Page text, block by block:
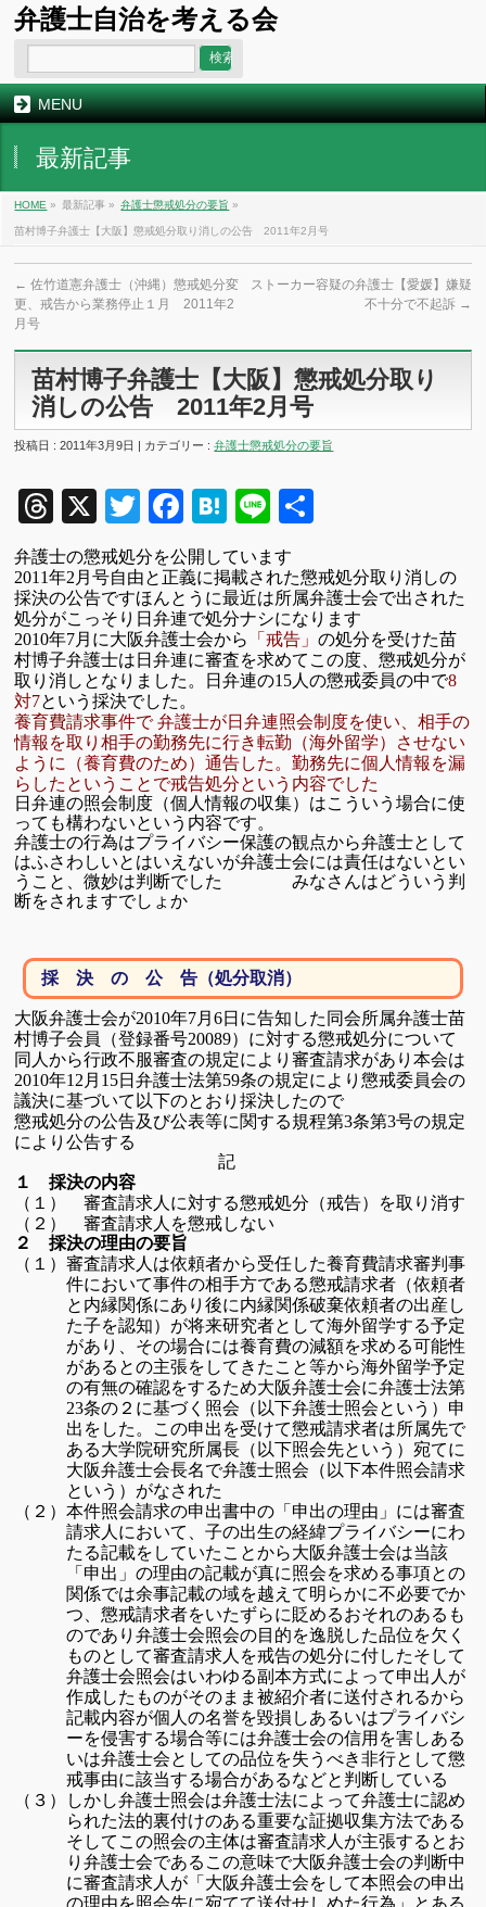
弁護士自治を考える会
MENU
最新記事
HOME » 最新記事 » 弁護士懲戒処分の要旨 »
苗村博子弁護士【大阪】懲戒処分取り消しの公告 2011年2月号
← 佐竹道憲弁護士（沖縄）懲戒処分変
更、戒告から業務停止１月 2011年2
月号
ストーカー容疑の弁護士【愛媛】嫌疑
不十分で不起訴 →
苗村博子弁護士【大阪】懲戒処分取り
消しの公告 2011年2月号
投稿日 : 2011年3月9日 | カテゴリー :弁護士懲戒処分の要旨
Threads
X TwitterFacebook
Hatena
Line
弁護士の懲戒処分を公開しています
2011年2月号自由と正義に掲載された懲戒処分取り消しの
採決の公告ですほんとうに最近は所属弁護士会で出された
処分がこっそり日弁連で処分ナシになります
2010年7月に大阪弁護士会から 「戒告」の処分を受けた苗
村博子弁護士は日弁連に審査を求めてこの度、懲戒処分が
取り消しとなりました。 日弁連の15人の懲戒委員の中で8
対7という採決でした。
養育費請求事件で弁護士が日弁連照会制度を使い、相手の
情報を取り相手の勤務先に行き転勤（海外留学）させない
ように （養育費のため）通告した。勤務先に個人情報を漏
らしたということで戒告処分という内容でした
日弁連の照会制度（個人情報の収集）はこういう場合に使
っても構わないという内容です。
弁護士の行為はプライバシー保護の観点から弁護士として
はふさわしいとはいえないが弁護士会には責任はないとい
うこと、微妙は判断でした
みなさんはどういう判
断をされますでしょか
採 決 の 公 告（処分取消）
大阪弁護士会が2010年7月6日に告知した同会所属弁護士苗
村博子会員 （登録番号20089）に対する懲戒処分について
同人から行政不服審査の規定により審査請求があり本会は
2010年12月 15日弁護士法第59条の規定により懲戒委員会の
議決に基づいて以下のとおり採決したので
懲戒処分の公告及び公表等に関する規程第3条第3号の規定
により公告する
記
１ 採決の内容
（１）
審査請求人に対する懲戒処分（戒告）を取り消す
（２） 審査請求人を懲戒しない
２ 採決の理由の要旨
（１）審査請求人は依頼者から受任した養育費請求審判事
件において事件の相手方である懲戒請求者（依頼者
と内縁関係にあり後に内縁関係破棄依頼者の出産し
た子を認知）が将来研究者として海外留学する予定
があり、その場合には養育費の減額を求める可能性
があるとの主張をしてきたこと等から海外留学予定
の有無の確認をするため大阪弁護士会に弁護士法第
23条の２に基づく照会（以下弁護士照会という） 申
出をした。この申出を受けて懲戒請求者は所属先で
ある大学院研究所属長（以下照会先という）宛てに
大阪弁護士会長名で弁護士照会（以下本件照会請求
という）がなされた
（２）本件照会請求の申出書中の「申出の理由」には審査
請求人において、子の出生の経緯プライバシーにわ
たる記載をしていたことから大阪弁護士会は当該
「申出」の理由の記載が真に照会を求める事項との
関係では余事記載の域を越えて明らかに不必要でか
つ、懲戒請求者をいたずらに貶めるおそれのあるも
のであり弁護士会照会の目的を逸脱した品位を欠く
ものとして審査請求人を戒告の処分に付したそして
弁護士会照会はいわゆる副本方式によって申出人が
作成したものがそのまま被紹介者に送付されるから
記載内容が個人の名誉を毀損しあるいはプライバシ
ーを侵害する場合等には弁護士会の信用を害しある
いは弁護士会としての品位を失うべき非行として懲
戒事由に該当する場合があるなどと判断している
（３）
しかし弁護士照会は弁護士法によって弁護士に認め
られた法的裏付けのある重要な証拠収集方法である
そしてこの照会の主体は審査請求人が主張するとお
り弁護士会であるこの意味で大阪弁護士会の判断中
に審査請求人が「大阪弁護士会をして本照会の申出
の理由を照会先に宛てて送付せしめた行為」とある